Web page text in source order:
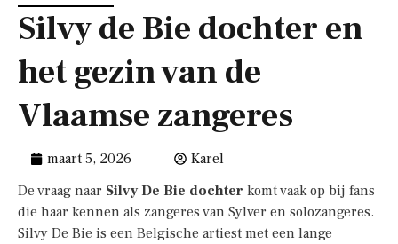
Silvy de Bie dochter en
het gezin van de
Vlaamse zangeres
maart 5, 2026
Karel
De vraag naar Silvy De Bie dochter komt vaak op bij fans
die haar kennen als zangeres van Sylver en solozangeres.
Silvy De Bie is een Belgische artiest met een lange